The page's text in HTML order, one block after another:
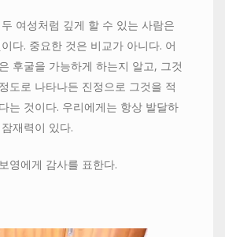
여성처럼 깊게 할 수 있는 사람은
다. 중요한 것은 비교가 아니다. 어
후굴을 가능하게 하는지 알고, 그것
도로 나타나든 진정으로 그것을 적
는 것이다. 우리에게는 항상 발달하
재력이 있다.
영에게 감사를 표한다.